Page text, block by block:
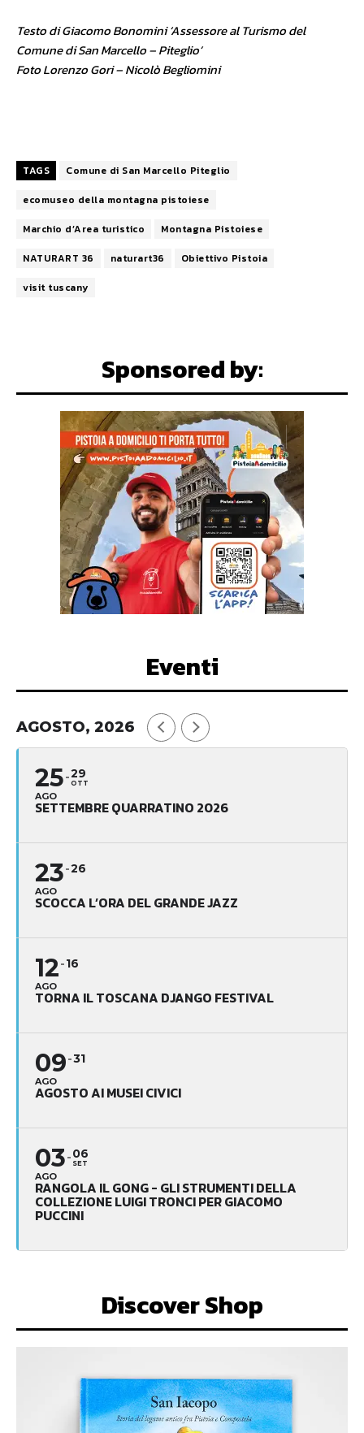
Testo di Giacomo Bonomini ‘Assessore al Turismo del
Comune di San Marcello – Piteglio’
Foto Lorenzo Gori – Nicolò Begliomini
TAGS
Comune di San Marcello Piteglio
ecomuseo della montagna pistoiese
Marchio d’Area turistico
Montagna Pistoiese
NATURART 36
naturart36
Obiettivo Pistoia
visit tuscany
Sponsored by:
Eventi
AGOSTO, 2026
25
AGO
29
OTT
SETTEMBRE QUARRATINO 2026
23
AGO
26
SCOCCA L’ORA DEL GRANDE JAZZ
12
AGO
16
TORNA IL TOSCANA DJANGO FESTIVAL
09
AGO
31
AGOSTO AI MUSEI CIVICI
03
AGO
06
SET
RANGOLA IL GONG - GLI STRUMENTI DELLA
COLLEZIONE LUIGI TRONCI PER GIACOMO
PUCCINI
Discover Shop